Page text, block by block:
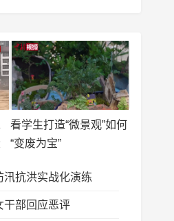
看学生打造“微景观”如何
“变废为宝”
抗洪实战化演练
干部回应恶评